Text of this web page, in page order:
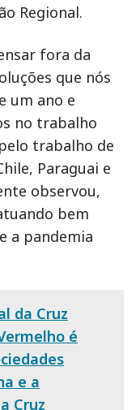
Regional.
fora da
que nós
um ano e
no trabalho
trabalho de
Paraguai e
observou,
bem
a pandemia
da Cruz
é
e a
Cruz